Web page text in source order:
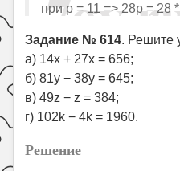
при р = 11 => 28р = 28
Задание № 614. Решите
а) 14x + 27x = 656;
б) 81y − 38y = 645;
в) 49z − z = 384;
г) 102k − 4k = 1960.
Решение